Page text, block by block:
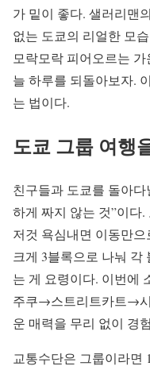
가 밑이 좋다. 샐러리맨
없는 도쿄의 리얼한 모
모락모락 피어오르는
늘 하루를 되돌아보자.
는 법이다.
도쿄 그룹 여행
친구들과 도쿄를 돌아
하게 짜지 않는 것”이다
저것 욕심내면 이동만으
크게 3블록으로 나눠
는 게 요령이다. 이번에
주쿠→스트리트카트→시
운 매력을 무리 없이 경
교통수단은 그룹이라면